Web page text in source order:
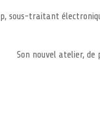
sous-traitant
Son nouvel atelier, de